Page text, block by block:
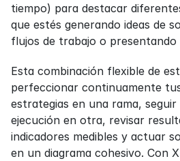
tiempo) para destacar
que estés generando ideas de
flujos de trabajo o presentando
Esta combinación flexible de
perfeccionar continuamente
estrategias en una rama,
ejecución en otra, revisar
indicadores medibles y actuar
en un diagrama cohesivo. Con